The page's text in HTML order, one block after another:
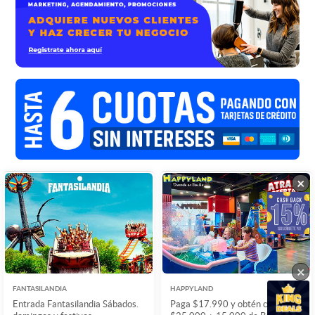
×
FANTASILANDIA
Entrada Fantasilandia Sábados.
HAPPYLAND
Paga $17.990 y obtén carga de
×
×